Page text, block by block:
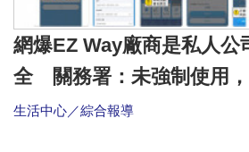
網爆EZ Way廠商是私人公
全 關務署：未強制使用
生活中心／綜合報導